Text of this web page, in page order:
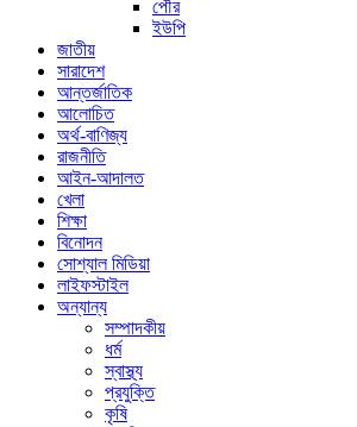
পৌর
ইউপি
জাতীয়
সারাদেশ
আন্তর্জাতিক
আলোচিত
অর্থ-বাণিজ্য
রাজনীতি
আইন-আদালত
খেলা
শিক্ষা
বিনোদন
সোশ্যাল মিডিয়া
লাইফস্টাইল
অন্যান্য
সম্পাদকীয়
ধর্ম
স্বাস্থ্য
প্রযুক্তি
কৃষি